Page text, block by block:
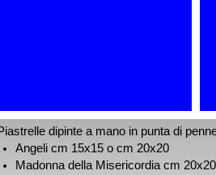
dipinte a mano in punta di
Angeli cm 15x15 o cm 20x20
Madonna della Misericordia cm